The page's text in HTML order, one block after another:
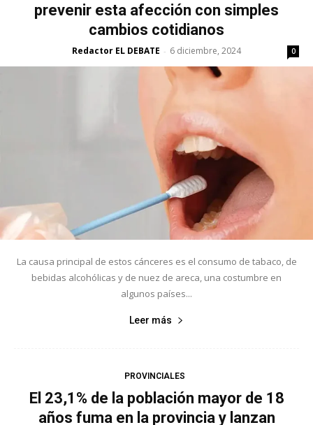
prevenir esta afección con simples
cambios cotidianos
Redactor EL DEBATE - 6 diciembre, 2024 0
La causa principal de estos cánceres es el consumo de tabaco, de
bebidas alcohólicas y de nuez de areca, una costumbre en
algunos países...
Leer más
PROVINCIALES
El 23,1% de la población mayor de 18
años fuma en la provincia y lanzan